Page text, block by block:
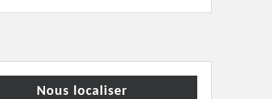
Nous localiser